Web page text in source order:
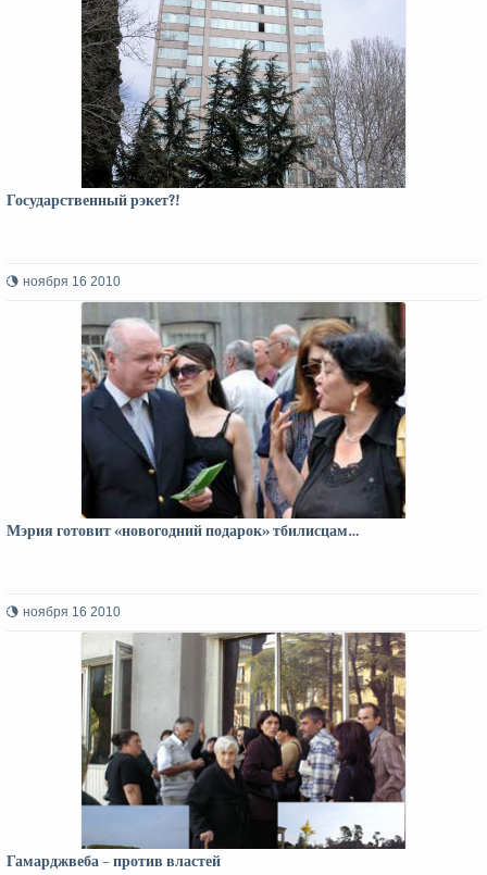
Государственный рэкет?!
ноября 16 2010
Мэрия готовит «новогодний подарок» тбилисцам…
ноября 16 2010
Гамарджвеба – против властей